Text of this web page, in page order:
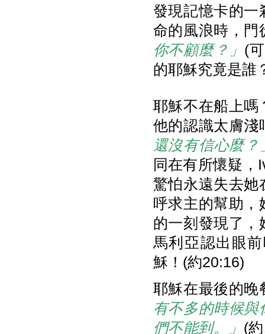
發現記憶卡的一
命的風浪時，門
你不顧麼？」 (
的耶穌究竟是誰
耶穌不在船上嗎
他的認識太膚淺
還沒有信心麼？
同在有所懷疑
驚怕永遠失去她
呼求主的幫助，
的一刻發現了，
馬利亞認出眼
穌！(約20:16)
耶穌在最後的晚
有不多的時候
們不能到。」 (